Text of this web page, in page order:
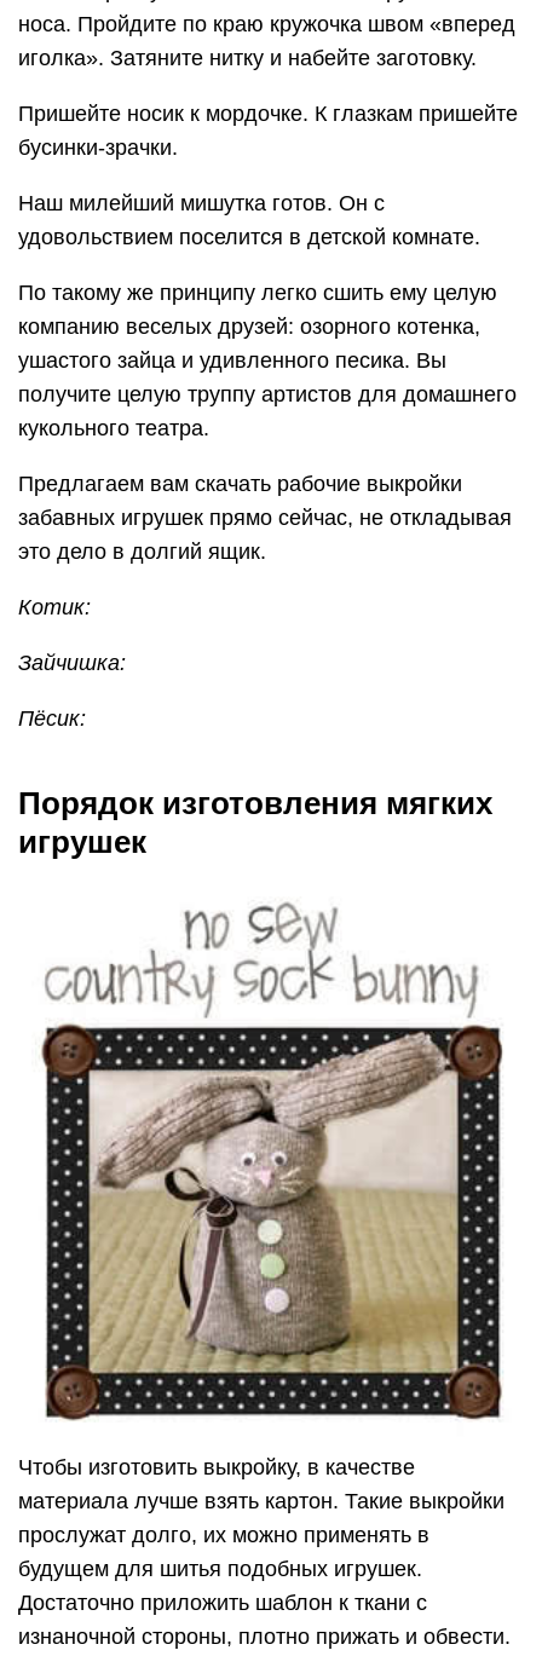
носа. Пройдите по краю кружочка швом «вперед
иголка». Затяните нитку и набейте заготовку.
Пришейте носик к мордочке. К глазкам пришейте
бусинки-зрачки.
Наш милейший мишутка готов. Он с
удовольствием поселится в детской комнате.
По такому же принципу легко сшить ему целую
компанию веселых друзей: озорного котенка,
ушастого зайца и удивленного песика. Вы
получите целую труппу артистов для домашнего
кукольного театра.
Предлагаем вам скачать рабочие выкройки
забавных игрушек прямо сейчас, не откладывая
это дело в долгий ящик.
Котик:
Зайчишка:
Пёсик:
Порядок изготовления мягких
игрушек
Чтобы изготовить выкройку, в качестве
материала лучше взять картон. Такие выкройки
прослужат долго, их можно применять в
будущем для шитья подобных игрушек.
Достаточно приложить шаблон к ткани с
изнаночной стороны, плотно прижать и обвести.